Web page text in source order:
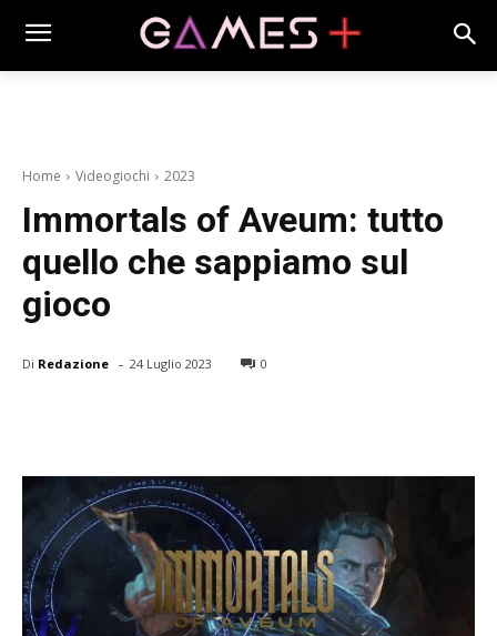
Home Videogiochi 2023
Immortals of Aveum: tutto
quello che sappiamo sul
gioco
Di Redazione - 24 Luglio 2023 0